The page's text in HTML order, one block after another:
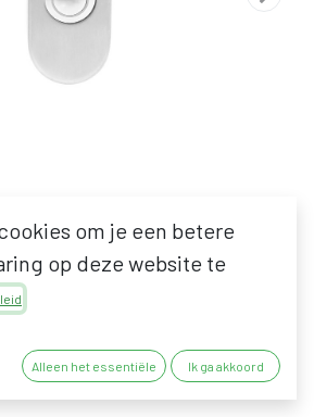
DEURBEL
om je een betere
op deze website te
Alleen het essentiële Ik ga akkoord